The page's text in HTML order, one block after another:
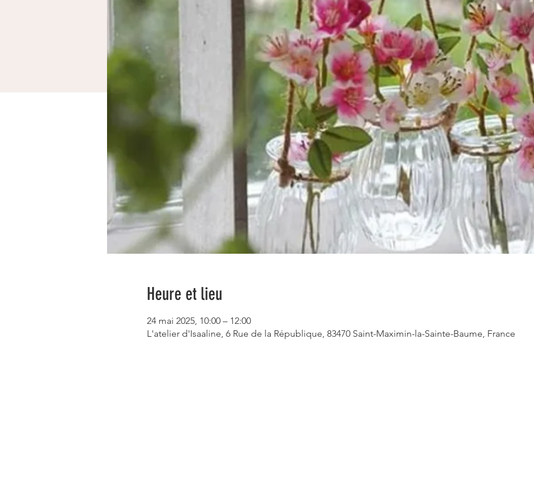
Heure et lieu
24 mai 2025, 10:00 – 12:00
L'atelier d'Isaaline, 6 Rue de la République, 83470 Saint-Maximin-la-Sainte-Baume, France